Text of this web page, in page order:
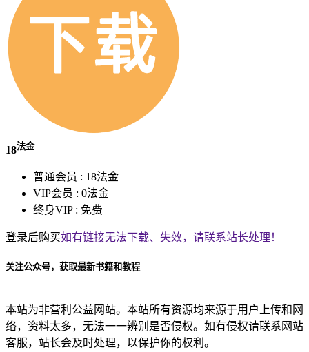
18法金
普通会员 : 18法金
VIP会员 : 0法金
终身VIP : 免费
登录后购买如有链接无法下载、失效，请联系站长处理！
关注公众号，获取最新书籍和教程
本站为非营利公益网站。本站所有资源均来源于用户上传和网
络，资料太多，无法一一辨别是否侵权。如有侵权请联系网站
客服，站长会及时处理，以保护你的权利。